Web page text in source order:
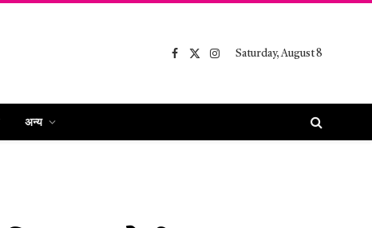
Facebook
X
Instagram
Saturday, August 8
अन्य